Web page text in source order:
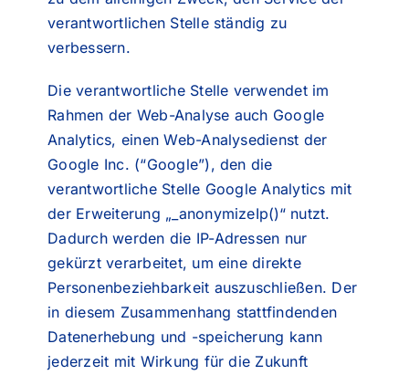
verantwortlichen Stelle ständig zu
verbessern.
Die verantwortliche Stelle verwendet im
Rahmen der Web-Analyse auch Google
Analytics, einen Web-Analysedienst der
Google Inc. (“Google”), den die
verantwortliche Stelle Google Analytics mit
der Erweiterung „_anonymizeIp()“ nutzt.
Dadurch werden die IP-Adressen nur
gekürzt verarbeitet, um eine direkte
Personenbeziehbarkeit auszuschließen. Der
in diesem Zusammenhang stattfindenden
Datenerhebung und -speicherung kann
jederzeit mit Wirkung für die Zukunft